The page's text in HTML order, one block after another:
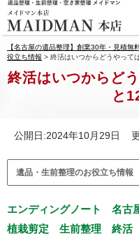
【名古屋の遺品整理】創業30年・見積無
役立ち情報 > 終活はいつからどうやって
終活はいつからど
と
公開日:2024年10月29日
遺品・生前整理のお役立ち情報
エンディングノート 名古
植栽剪定
生前整理 終活